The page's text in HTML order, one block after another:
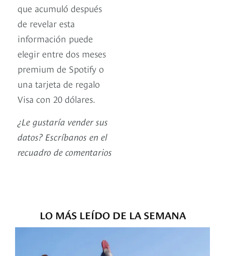
que acumuló después
de revelar esta
información puede
elegir entre dos meses
premium de Spotify o
una tarjeta de regalo
Visa con 20 dólares.
¿Le gustaría vender sus
datos? Escríbanos en el
recuadro de comentarios
LO MÁS LEÍDO DE LA SEMANA